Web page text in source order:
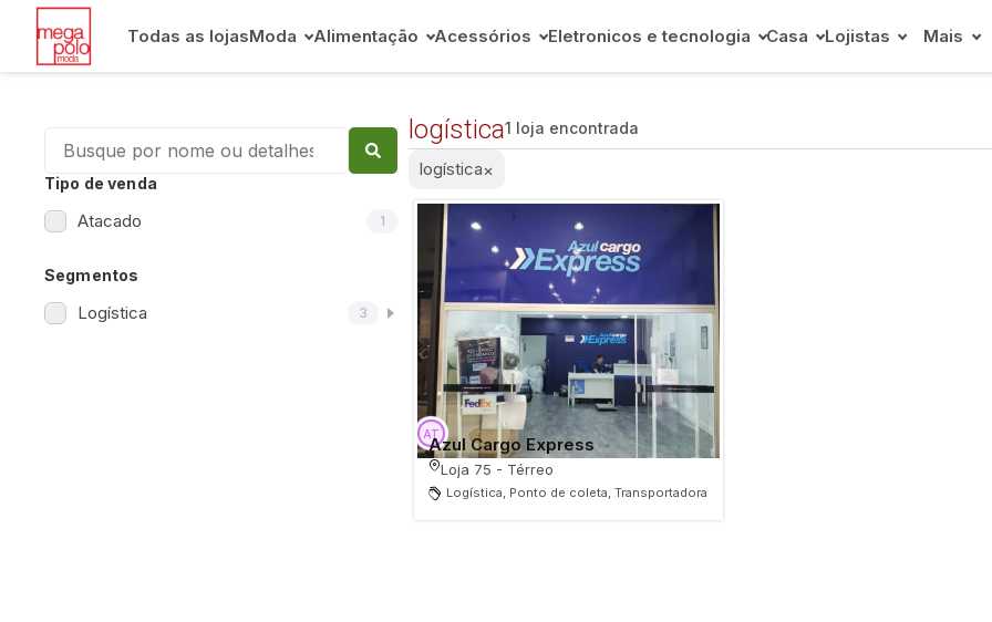
Todas as lojasModa Alimentação Acessórios Eletronicos e tecnologia Casa Lojistas Mais
Tipo de venda
Atacado 1
Segmentos
Logística 3
logística1 loja encontrada
logística×
Azul Cargo Express
Loja 75 - Térreo
Logística, Ponto de coleta, Transportadora